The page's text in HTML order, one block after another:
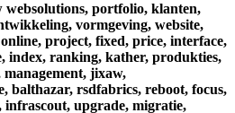
websolutions, portfolio, klanten,
vormgeving, website,
online, project, fixed, price, interface,
index, ranking, kather, produkties,
management, jixaw,
balthazar, rsdfabrics, reboot, focus,
infrascout, upgrade, migratie,